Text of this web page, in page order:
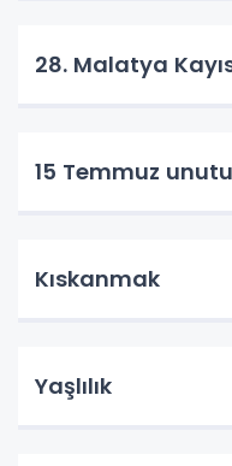
28. Malatya
15 Temmuz
Kıskanmak
Yaşlılık